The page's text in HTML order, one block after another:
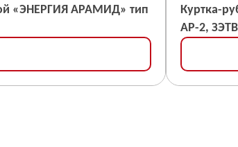
«ЭНЕРГИЯ АРАМИД» тип
Куртка-рубашка
АР-2,